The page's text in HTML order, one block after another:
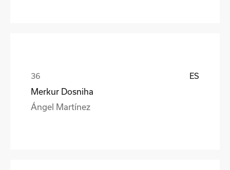
ES
Merkur Dosniha
Ángel Martínez